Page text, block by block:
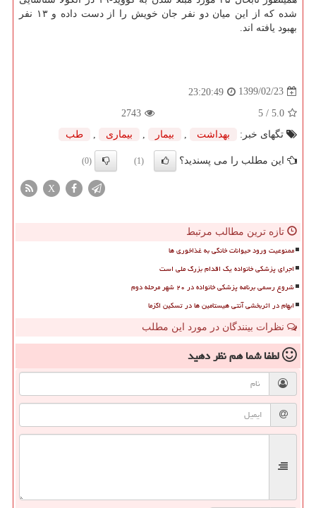
شده که از این میان دو نفر جان خویش را از دست داده و ۱۳ نفر
بهبود یافته اند.
1399/02/23
23:20:49
5.0
/ 5
2743
تگهای خبر:
بهداشت بیمار بیماری طب
این مطلب را می پسندید؟ (1)
(0)
X
تازه ترین مطالب مرتبط
ممنوعیت ورود حیوانات خانگی به غذاخوری ها
اجرای پزشکی خانواده یک اقدام بزرگ ملی است
شروع رسمی برنامه پزشکی خانواده در ۲۰ شهر مرحله دوم
ابهام در اثربخشی آنتی هیستامین ها در تسکین اگزما
نظرات بینندگان در مورد این مطلب
لطفا شما همنظر دهید